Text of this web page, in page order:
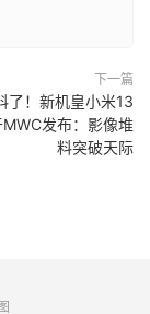
下一篇
了！新机皇小米13
发布：影像堆
料突破天际